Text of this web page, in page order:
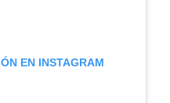
EN INSTAGRAM